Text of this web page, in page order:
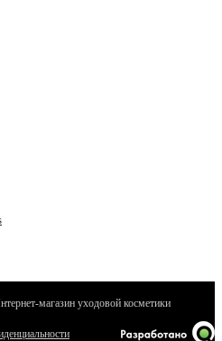
магазин уходовой косметики